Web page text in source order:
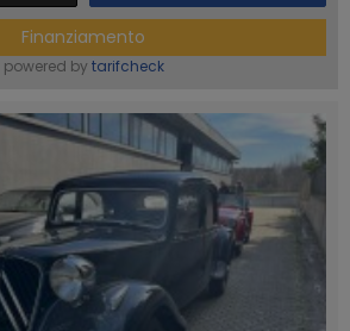
Finanziamento
powered by tarifcheck